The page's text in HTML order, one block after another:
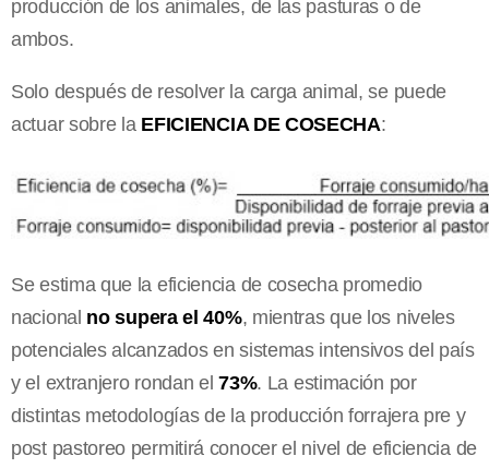
producción de los animales, de las pasturas o de
ambos.
Solo después de resolver la carga animal, se puede
actuar sobre la EFICIENCIA DE COSECHA:
Se estima que la eficiencia de cosecha promedio
nacional no supera el 40%, mientras que los niveles
potenciales alcanzados en sistemas intensivos del país
y el extranjero rondan el 73%. La estimación por
distintas metodologías de la producción forrajera pre y
post pastoreo permitirá conocer el nivel de eficiencia de